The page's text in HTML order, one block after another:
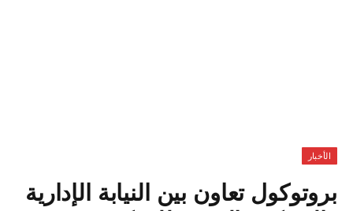
الأخبار
بروتوكول تعاون بين النيابة الإدارية